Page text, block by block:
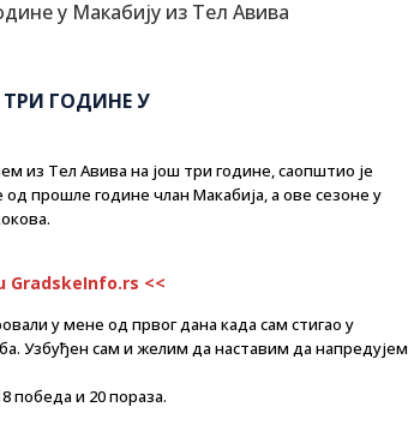
ГОДИНЕ У
из Тел Авива на још три године, саопштио је
прошле године члан Макабија, а ове сезоне у
GradskeInfo.rs <<
у мене од првог дана када сам стигао у
Узбуђен сам и желим да наставим да напредујем
победа и 20 пораза.